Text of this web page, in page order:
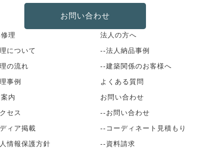
お問い合わせ
理
について
の流れ
事例
内
セス
ィア掲載
情報保護方針
法人の方へ
--法人納品事例
--建築関係のお客様へ
よくある質問
お問い合わせ
--お問い合わせ
--コーディネート見積もり
--資料請求